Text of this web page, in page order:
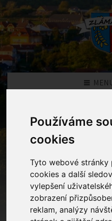
Používáme
cookies
Tyto webové stránky
cookies a další
vylepšení
zobrazení
reklam, analýzy
Oznámení
Podpora
"Podpora
vsakování vody